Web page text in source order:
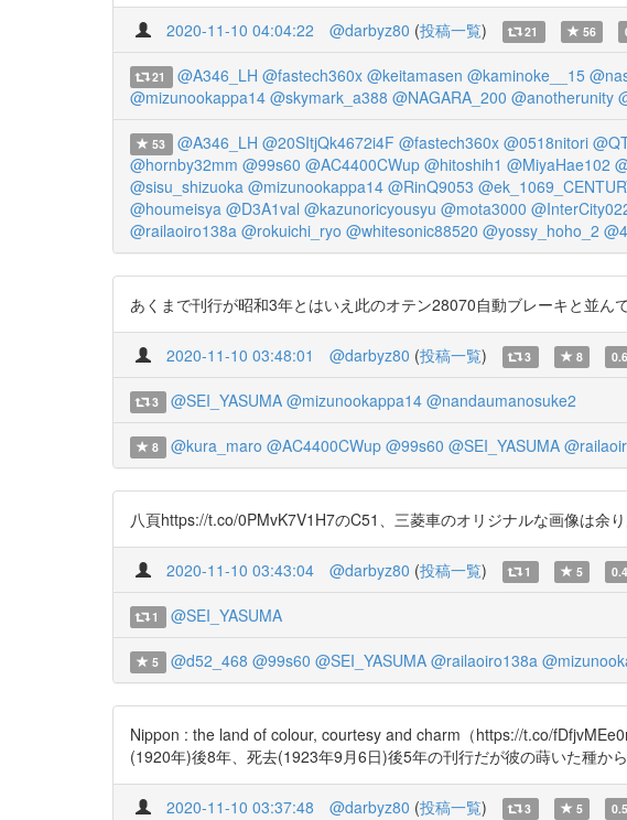
2020-11-10 04:04:22 @darbyz80 (投稿一覧) 21 56
21 @A346_LH @fastech360x @keitamasen @kaminoke__15
@mizunookappa14 @skymark_a388 @NAGARA_200 @anotherunity
53 @A346_LH @20SItjQk4672i4F @fastech360x @0518nitori
@hornby32mm @99s60 @AC4400CWup @hitoshih1 @MiyaHae102
@sisu_shizuoka @mizunookappa14 @RinQ9053
@houmeisya @D3A1val @kazunoricyousyu @mota3000
@railaoiro138a @rokuichi_ryo @whitesonic88520 @yossy_hoho_2
あくまで刊行が昭和3年とはいえ此のオテン28070自動ブレーキと並
2020-11-10 03:48:01 @darbyz80 (投稿一覧) 3 8
3 @SEI_YASUMA @mizunookappa14 @nandaumanosuke2
8 @kura_maro @AC4400CWup @99s60 @SEI_YASUMA
八頁https://t.co/0PMvK7V1H7のC51、三菱車のオリジナルな画像は余り
2020-11-10 03:43:04 @darbyz80 (投稿一覧) 1 5
1 @SEI_YASUMA
5 @d52_468 @99s60 @SEI_YASUMA @railaoiro138a
Nippon : the land of colour, courtesy and charm（https://t.co/
(1920年)後8年、死去(1923年9月6日)後5年の刊行だが彼の蒔いた種か
2020-11-10 03:37:48 @darbyz80 (投稿一覧) 3 5